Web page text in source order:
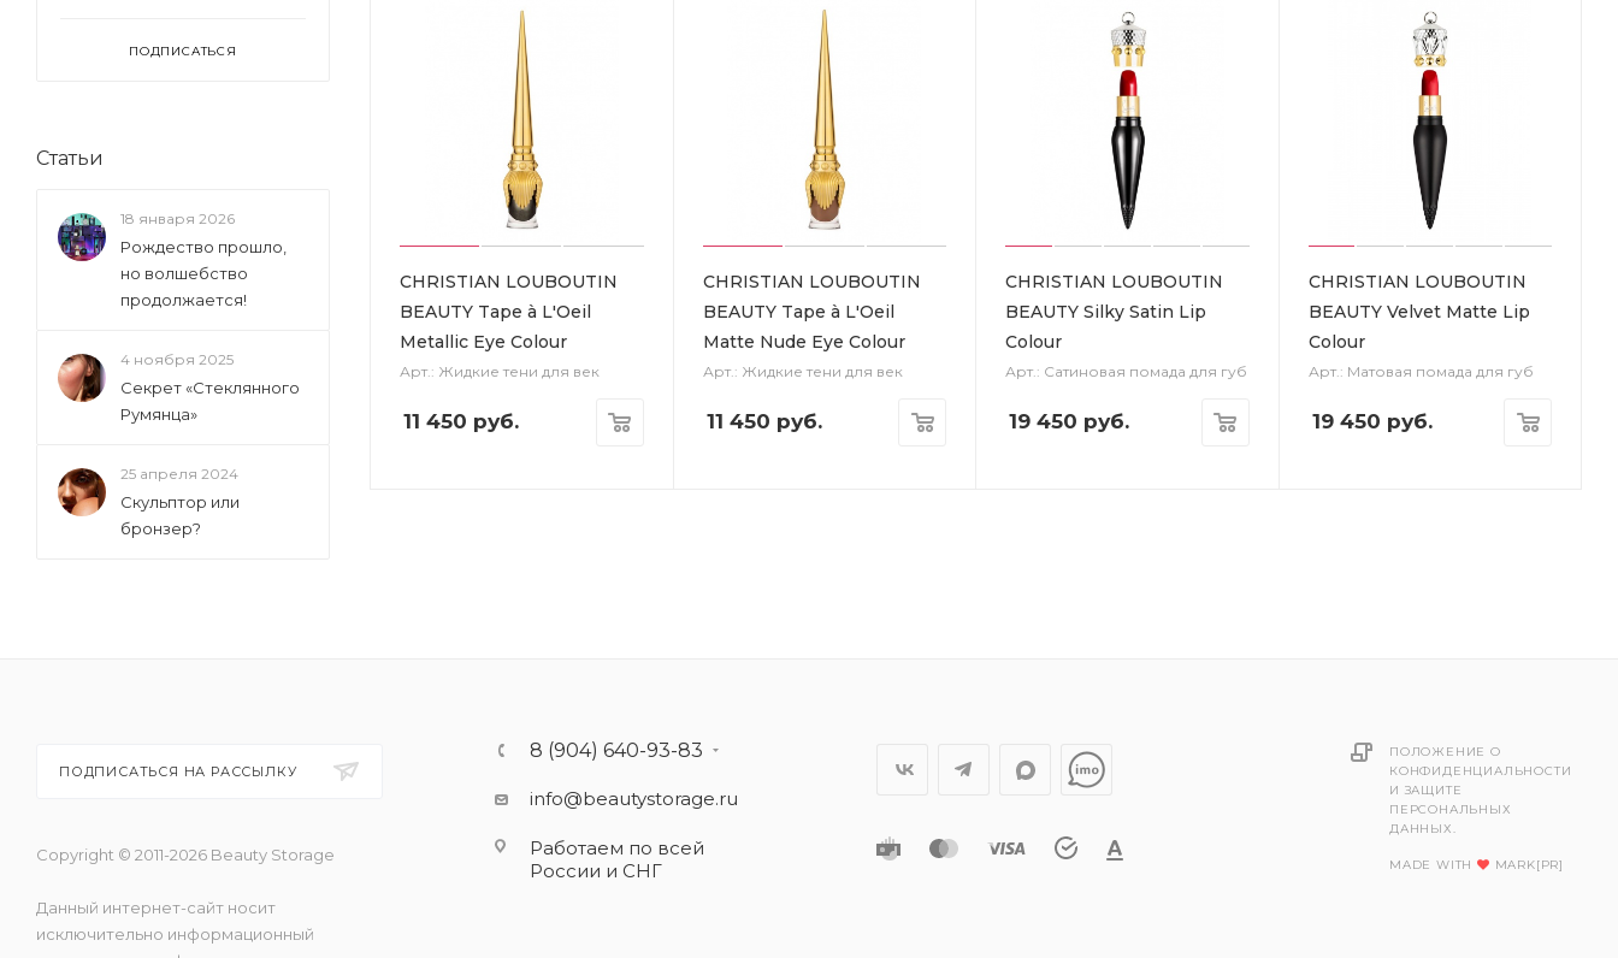
CHRISTIAN LOUBOUTIN
BEAUTY Tape à L'Oeil
Metallic Eye Colour
Арт.: Жидкие тени для век
11 450 руб.
CHRISTIAN LOUBOUTIN
BEAUTY Tape à L'Oeil
Matte Nude Eye Colour
Арт.: Жидкие тени для век
11 450 руб.
CHRISTIAN LOUBOUTIN
BEAUTY Silky Satin Lip
Colour
Арт.: Сатиновая помада для губ
19 450 руб.
CHRISTIAN LOUBOUTIN
BEAUTY Velvet Matte Lip
Colour
Арт.: Матовая помада для губ
19 450 руб.
ПОДПИСАТЬСЯ
Статьи
18 января 2026
Рождество прошло,
но волшебство
продолжается!
4 ноября 2025
Секрет «Стеклянного
Румянца»
25 апреля 2024
Скульптор или
бронзер?
ПОДПИСАТЬСЯ НА РАССЫЛКУ
Copyright © 2011-2026 Beauty Storage
Данный интернет-сайт носит
исключительно информационный
8 (904) 640-93-83
info@beautystorage.ru
Работаем по всей
России и СНГ
ПОЛОЖЕНИЕ О
КОНФИДЕНЦИАЛЬНОСТИ
И ЗАЩИТЕ
ПЕРСОНАЛЬНЫХ
ДАННЫХ.
MADE WITH MARK[PR]